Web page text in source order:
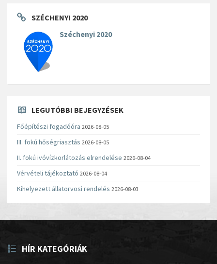
SZÉCHENYI 2020
Széchenyi 2020
LEGUTÓBBI BEJEGYZÉSEK
Főépítészi fogadóóra 2026-08-05
III. fokú hőségriasztás 2026-08-05
II. fokú ivóvízkorlátozás elrendelése 2026-08-04
Vérvételi tájékoztató 2026-08-04
Kihelyezett állatorvosi rendelés 2026-08-03
HÍR KATEGÓRIÁK